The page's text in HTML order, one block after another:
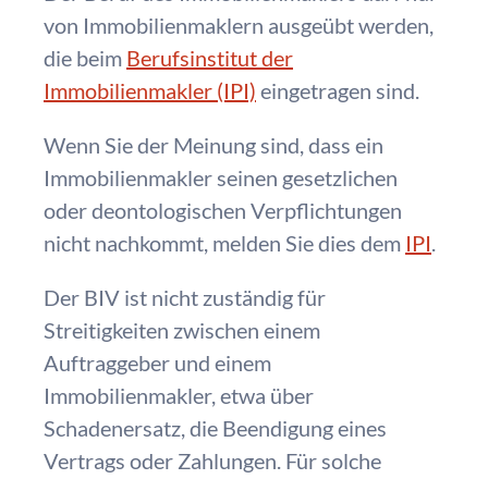
von Immobilienmaklern ausgeübt werden,
die beim Berufsinstitut der
Immobilienmakler (IPI) eingetragen sind.
Wenn Sie der Meinung sind, dass ein
Immobilienmakler seinen gesetzlichen
oder deontologischen Verpflichtungen
nicht nachkommt, melden Sie dies dem IPI.
Der BIV ist nicht zuständig für
Streitigkeiten zwischen einem
Auftraggeber und einem
Immobilienmakler, etwa über
Schadenersatz, die Beendigung eines
Vertrags oder Zahlungen. Für solche